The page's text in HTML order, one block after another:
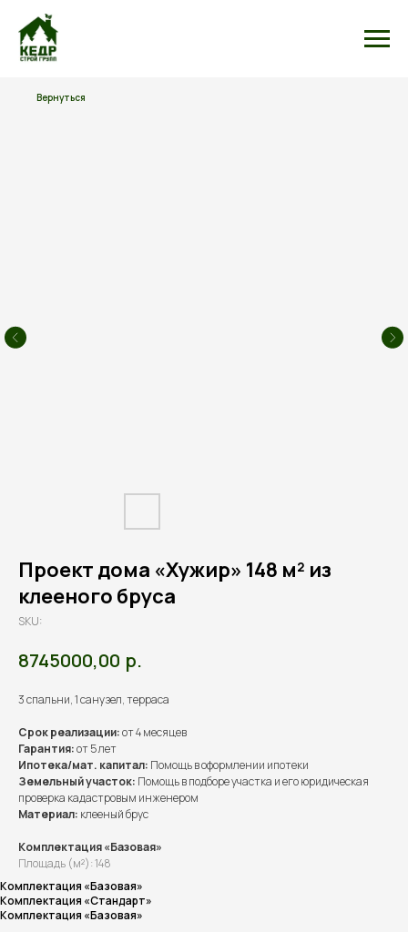
Вернуться
Проект дома «Хужир» 148 м² из
клееного бруса
SKU:
8745000,00 р.
3 спальни, 1 санузел, терраса
Срок реализации:от 4 месяцев
Гарантия:от 5 лет
Ипотека/мат. капитал: Помощь в оформлении ипотеки
Земельный участок: Помощь в подборе участка и его юридическая
проверка кадастровым инженером
Материал: клееный брус
Комплектация «Базовая»
Площадь (м²): 148
Комплектация «Базовая»
Комплектация «Стандарт»
Комплектация «Базовая»